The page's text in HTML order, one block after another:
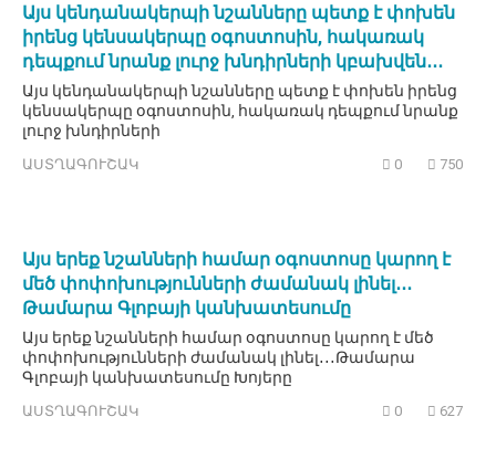
Այս կենդանակերպի նշանները պետք է փոխեն
իրենց կենսակերպը օգոստոսին, հակառակ
դեպքում նրանք լուրջ խնդիրների կբախվեն․․․
Այս կենդանակերպի նշանները պետք է փոխեն իրենց
կենսակերպը օգոստոսին, հակառակ դեպքում նրանք
լուրջ խնդիրների
ԱՍՏՂԱԳՈՒՇԱԿ 0 750
Այս երեք նշանների համար օգոստոսը կարող է
մեծ փոփոխությունների ժամանակ լինել․․․
Թամարա Գլոբայի կանխատեսումը
Այս երեք նշանների համար օգոստոսը կարող է մեծ
փոփոխությունների ժամանակ լինել․․․Թամարա
Գլոբայի կանխատեսումը Խոյերը
ԱՍՏՂԱԳՈՒՇԱԿ 0 627